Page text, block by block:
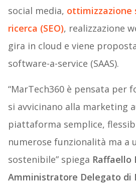
social media, ottimizzazione
ricerca (SEO), realizzazione
gira in cloud e viene
software-a-service (SAAS).
“MarTech360 è pensata per
si avvicinano alla marketing
piattaforma semplice,
numerose funzionalità ma a
sostenibile” spiega Raffaello
Amministratore Delegato di